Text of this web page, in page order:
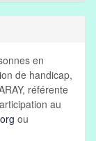
en
de handicap,
référente
au
ou